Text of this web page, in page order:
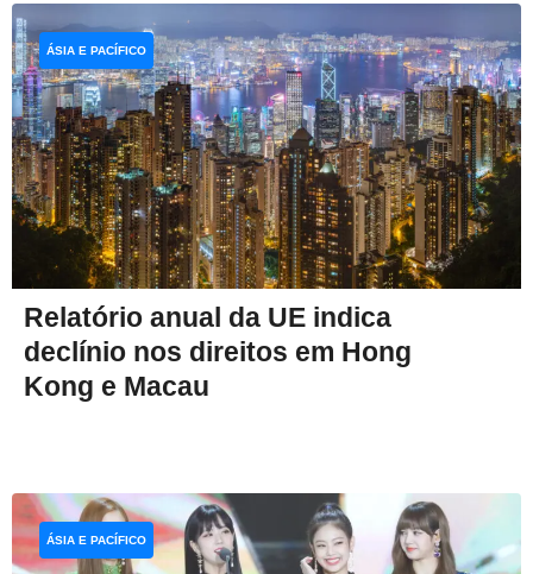
Relatório anual da UE indica
declínio nos direitos em Hong
Kong e Macau
ÁSIA E PACÍFICO
ÁSIA E PACÍFICO